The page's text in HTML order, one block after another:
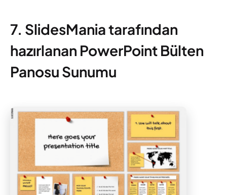
7. SlidesMania tarafından
hazırlanan PowerPoint Bülten
Panosu Sunumu